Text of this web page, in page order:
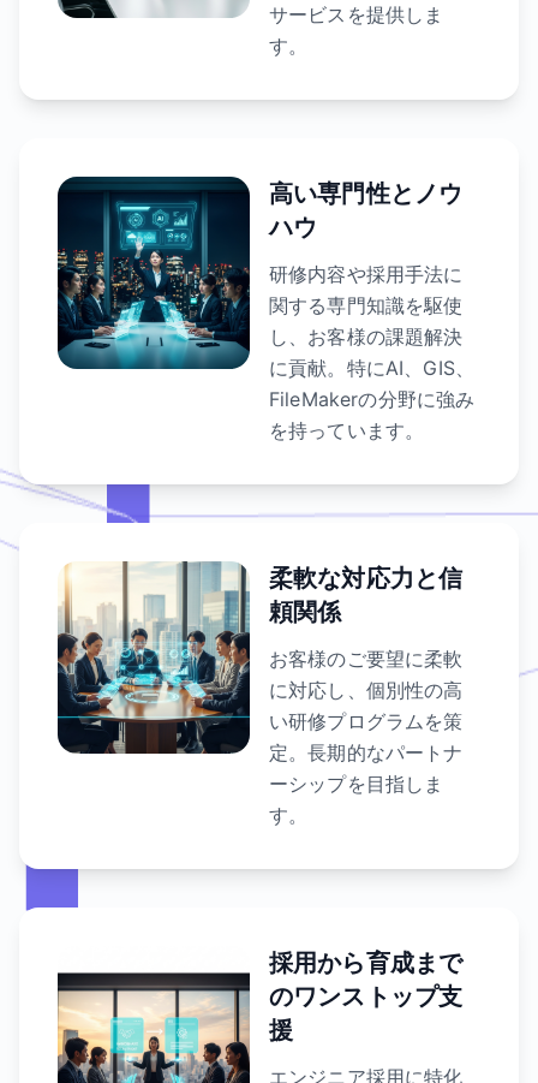
サービスを提供しま
す。
高い専門性とノウ
ハウ
研修内容や採用手法に
関する専門知識を駆使
し、お客様の課題解決
に貢献。特にAI、GIS、
FileMakerの分野に強み
を持っています。
柔軟な対応力と信
頼関係
お客様のご要望に柔軟
に対応し、個別性の高
い研修プログラムを策
定。長期的なパートナ
ーシップを目指しま
す。
採用から育成まで
のワンストップ支
援
エンジニア採用に特化